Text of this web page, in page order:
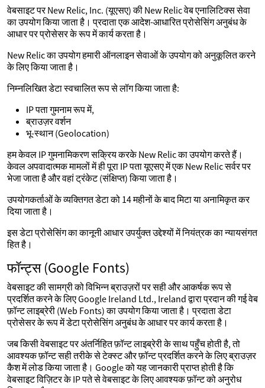
वेबसाइट पर New Relic, Inc. (यूएसए) की New Relic वेब एनालिटिक्स सेवा
का उपयोग किया जाता है। प्रदाता एक आदेश-आधारित प्रोसेसिंग अनुबंध के
आधार पर प्रोसेसर के रूप में कार्य करता है।
New Relic का उपयोग हमारी ऑनलाइन सेवाओं के उपयोग को अनुकूलित करने
के लिए किया जाता है।
निम्नलिखित डेटा स्वचालित रूप से लॉग किया जाता है:
IP पता गुमनाम रूप में,
ब्राउज़र वर्शन
भू-स्थान (Geolocation)
हम केवल IP गुमनामिकरण सक्रिय करके New Relic का उपयोग करते हैं।
केवल अपवादात्मक मामलों में ही पूरा IP पता यूएसए में एक New Relic सर्वर पर
भेजा जाता है और वहां ट्रंकेट (संक्षिप्त) किया जाता है।
उपयोगकर्ताओं के व्यक्तिगत डेटा को 14 महीनों के बाद मिटा या अनामिकृत कर
दिया जाता है।
इस डेटा प्रोसेसिंग का कानूनी आधार उपर्युक्त उद्देश्यों में नियंत्रक का न्यायसंगत
हित है।
फॉन्ट्स (Google Fonts)
वेबसाइट की सामग्री को विभिन्न ब्राउज़रों पर सही और आकर्षक रूप से
प्रदर्शित करने के लिए Google Ireland Ltd., Ireland द्वारा प्रदान की गई वेब
फ़ॉन्ट लाइब्रेरी (Web Fonts) का उपयोग किया जाता है। प्रदाता डेटा
प्रोसेसर के रूप में डेटा प्रोसेसिंग अनुबंध के आधार पर कार्य करता है।
जब किसी वेबसाइट पर अंतर्निहित फ़ॉन्ट लाइब्रेरी के साथ पहुँच होती है, तो
आवश्यक फ़ॉन्ट सही तरीके से टेक्स्ट और फ़ॉन्ट प्रदर्शित करने के लिए ब्राउज़र
कैश में लोड किया जाता है। Google को यह जानकारी प्राप्त होती है कि
वेबसाइट विज़िटर के IP पते से वेबसाइट के लिए आवश्यक फ़ॉन्ट को अनुरोध